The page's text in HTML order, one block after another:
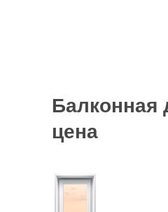
Балконная
цена